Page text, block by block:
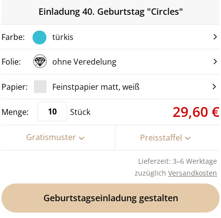
Einladung 40. Geburtstag "Circles"
türkis
ohne Veredelung
Feinstpapier matt, weiß
Stück 29,60 €
Gratismuster Preisstaffel
Lieferzeit: 3–6 Werktage
zuzüglich Versandkosten
Geburtstagseinladung gestalten